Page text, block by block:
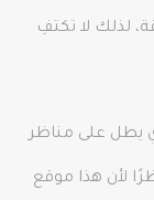
لذلك لا تكتفِ
يطل على مناظر
لأن هذا موقع